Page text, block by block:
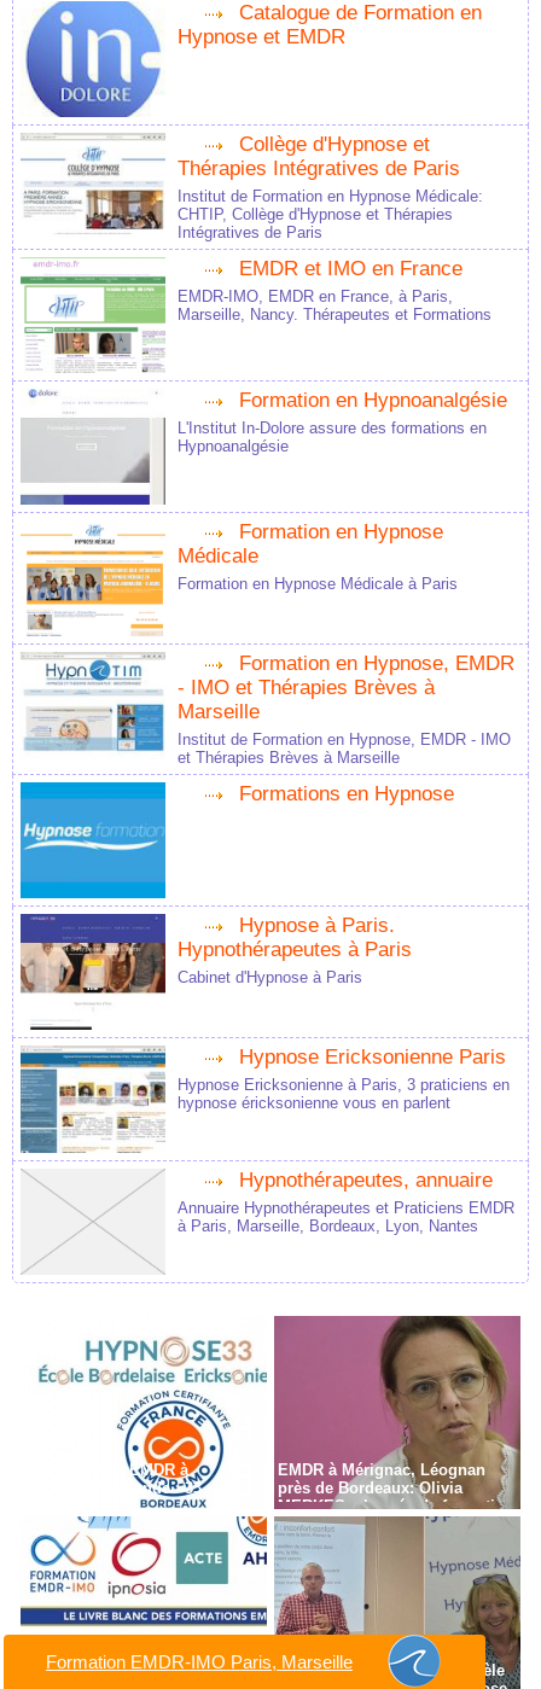
Catalogue de Formation en
Hypnose et EMDR
Collège d'Hypnose et
Thérapies Intégratives de Paris
Institut de Formation en Hypnose Médicale:
CHTIP, Collège d'Hypnose et Thérapies
Intégratives de Paris
EMDR et IMO en France
EMDR-IMO, EMDR en France, à Paris,
Marseille, Nancy. Thérapeutes et Formations
Formation en Hypnoanalgésie
L'Institut In-Dolore assure des formations en
Hypnoanalgésie
Formation en Hypnose
Médicale
Formation en Hypnose Médicale à Paris
Formation en Hypnose, EMDR
- IMO et Thérapies Brèves à
Marseille
Institut de Formation en Hypnose, EMDR - IMO
et Thérapies Brèves à Marseille
Formations en Hypnose
Hypnose à Paris.
Hypnothérapeutes à Paris
Cabinet d'Hypnose à Paris
Hypnose Ericksonienne Paris
Hypnose Ericksonienne à Paris, 3 praticiens en
hypnose éricksonienne vous en parlent
Hypnothérapeutes, annuaire
Annuaire Hypnothérapeutes et Praticiens EMDR
à Paris, Marseille, Bordeaux, Lyon, Nantes
Formation en EMDR à
Bordeaux - Gironde - 33
EMDR à Mérignac, Léognan
près de Bordeaux: Olivia
MERKES, chargée de formation
Avis sur les Formations EMDR
Dr Bruno Suarez et Dr Michèle
Formation EMDR-IMO Paris, Marseille